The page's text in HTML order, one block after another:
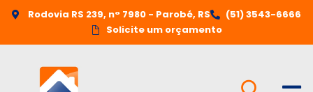
Rodovia RS 239, n° 7980 - Parobé, RS
(51) 3543-6666
Solicite um orçamento